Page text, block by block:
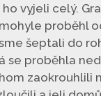
ho vyjeli celý.
proběhl
šeptali do
se proběhla
zaokrouhlili